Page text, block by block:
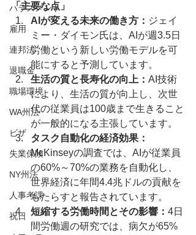
ハラスメント
雇用
連邦法
退職金
職場環境
WA州法
ビザ
失業保険
NY州法
人事考課
祝日
「主要な点」
AIが変える未来の働き方： ジェイ
ミー・ダイモン氏は、AIが週3.5日
労働という新しい労働モデルを可
能にすると予測しています。
生活の質と長寿化の向上： AI技術
により、生活の質が向上し、次世
代の従業員は100歳まで生きること
が一般的になる主張しています。
タスク自動化の経済効果：
McKinseyの調査では、AIが従業員
の60%～70%の業務を自動化し、
世界経済に年間4.4兆ドルの貢献を
もたらすと報告されています。
短縮する労働時間とその影響： 4日
間労働週の研究では、病欠が65%